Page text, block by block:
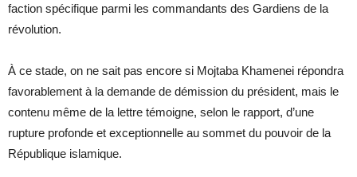
faction spécifique parmi les commandants des Gardiens de la
révolution.
À ce stade, on ne sait pas encore si Mojtaba Khamenei répondra
favorablement à la demande de démission du président, mais le
contenu même de la lettre témoigne, selon le rapport, d’une
rupture profonde et exceptionnelle au sommet du pouvoir de la
République islamique.